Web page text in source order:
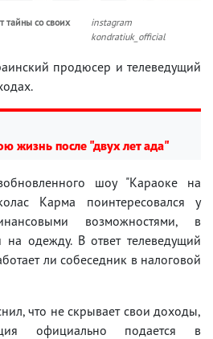
тайны со своих
instagram
kondratiuk_official
продюсер и телеведущий
жизнь после "двух лет ада"
шоу "Караоке на
Карма поинтересовался у
возможностями, в
на одежду. В ответ телеведущий
ли собеседник в налоговой
что не скрывает свои доходы,
официально подается в